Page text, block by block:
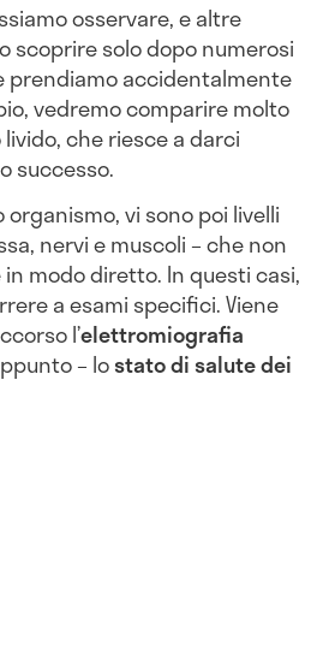
osservare, e altre
scoprire solo dopo numerosi
prendiamo accidentalmente
vedremo comparire molto
che riesce a darci
successo.
organismo, vi sono poi livelli
nervi e muscoli – che non
modo diretto. In questi casi,
a esami specifici. Viene
l’elettromiografia
– lostato di salute dei